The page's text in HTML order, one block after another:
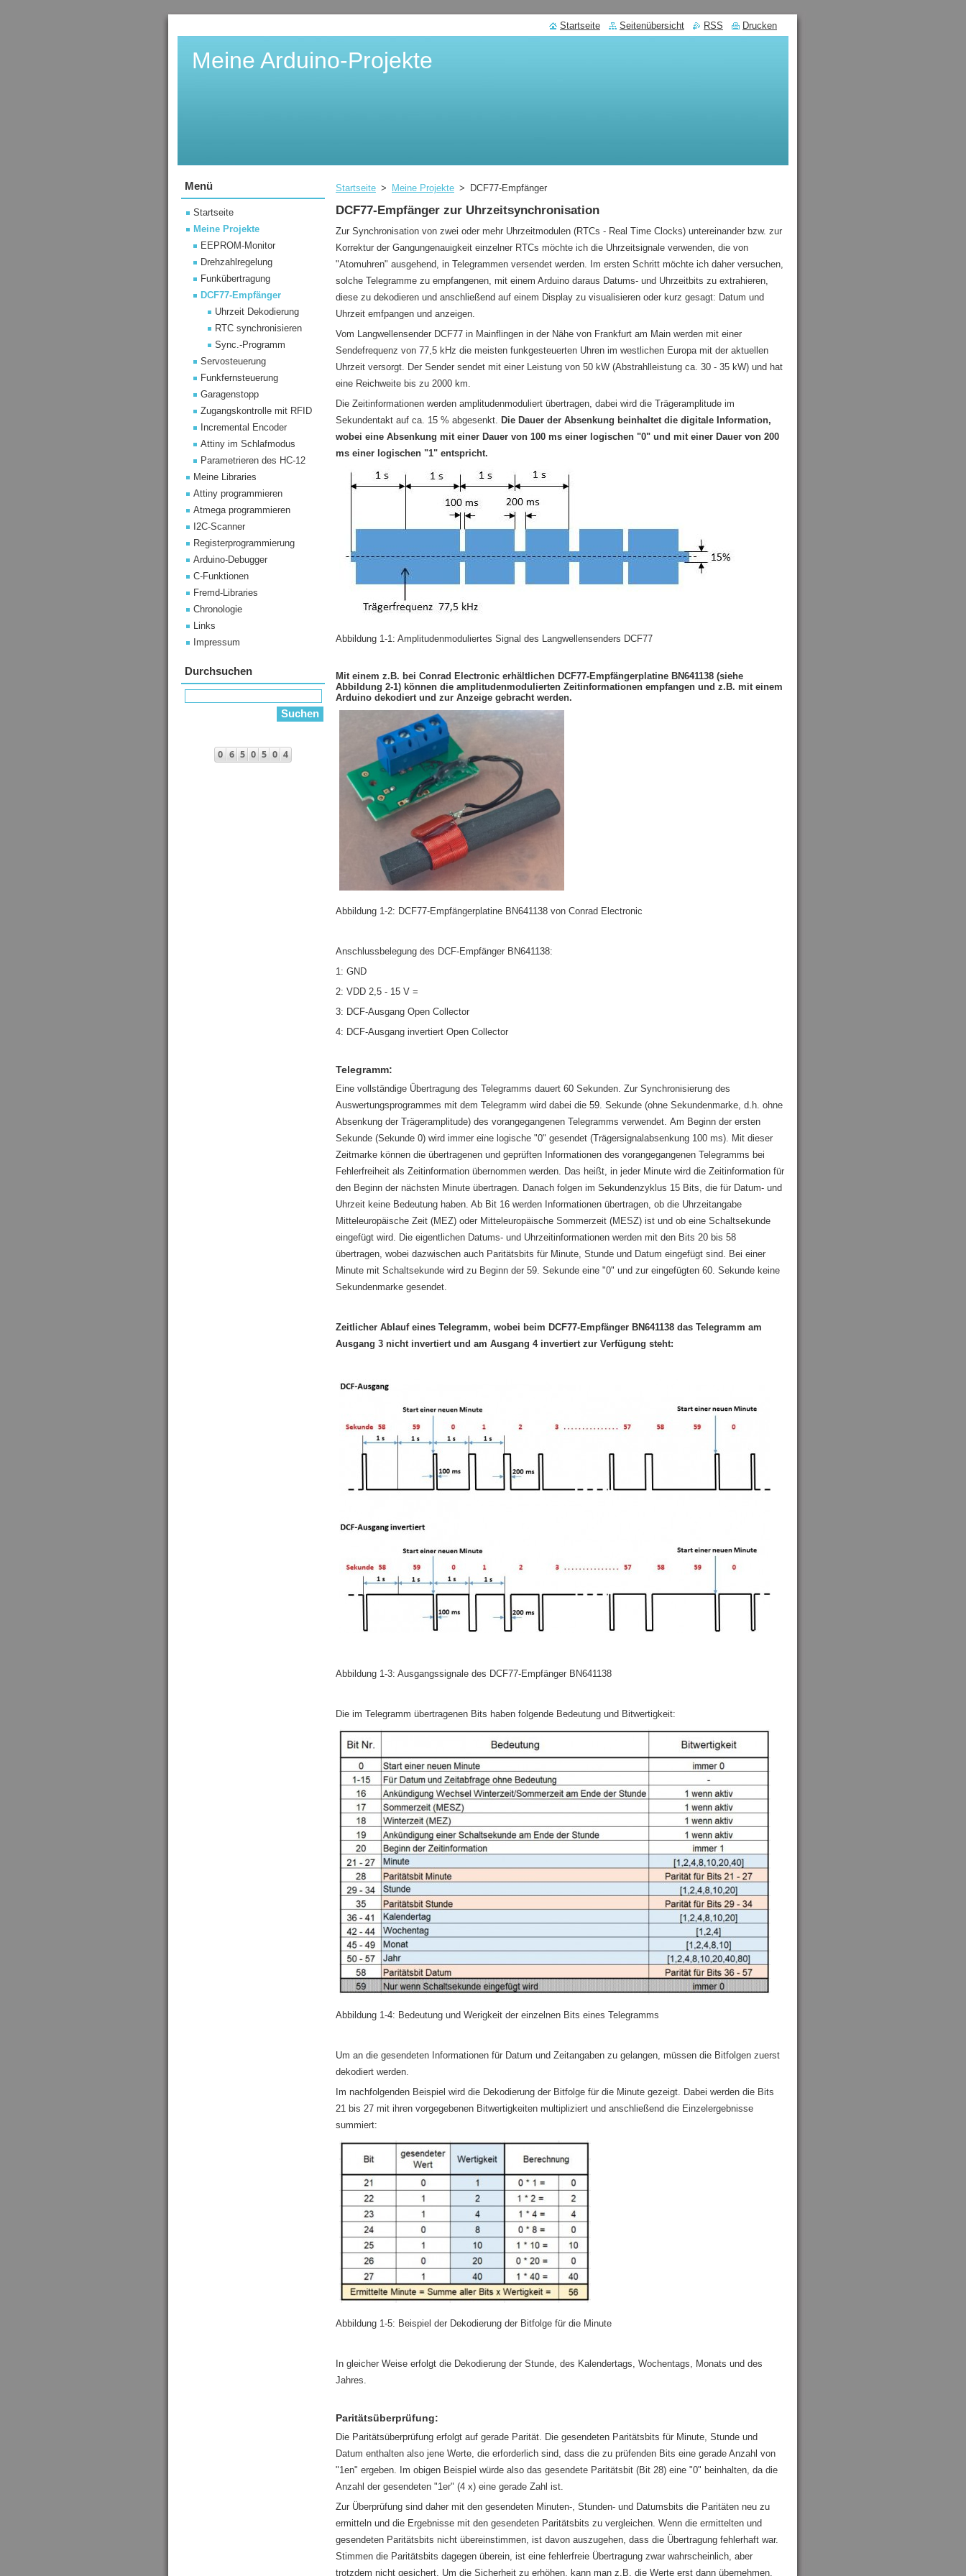
Meine Arduino-Projekte
Startseite > Meine Projekte > DCF77-Empfänger
DCF77-Empfänger zur Uhrzeitsynchronisation
Zur Synchronisation von zwei oder mehr Uhrzeitmodulen (RTCs - Real Time Clocks) untereinander bzw. zur
Korrektur der Gangungenauigkeit einzelner RTCs möchte ich die Uhrzeitsignale verwenden, die von
"Atomuhren" ausgehend, in Telegrammen versendet werden. Im ersten Schritt möchte ich daher versuchen,
solche Telegramme zu empfangenen, mit einem Arduino daraus Datums- und Uhrzeitbits zu extrahieren,
diese zu dekodieren und anschließend auf einem Display zu visualisieren oder kurz gesagt: Datum und
Uhrzeit emfpangen und anzeigen.
Vom Langwellensender DCF77 in Mainflingen in der Nähe von Frankfurt am Main werden mit einer
Sendefrequenz von 77,5 kHz die meisten funkgesteuerten Uhren im westlichen Europa mit der aktuellen
Uhrzeit versorgt. Der Sender sendet mit einer Leistung von 50 kW (Abstrahlleistung ca. 30 - 35 kW) und hat
eine Reichweite bis zu 2000 km.
Die Zeitinformationen werden amplitudenmoduliert übertragen, dabei wird die Trägeramplitude im
Sekundentakt auf ca. 15 % abgesenkt. Die Dauer der Absenkung beinhaltet die digitale Information,
wobei eine Absenkung mit einer Dauer von 100 ms einer logischen "0" und mit einer Dauer von 200
ms einer logischen "1" entspricht.
Abbildung 1-1: Amplitudenmoduliertes Signal des Langwellensenders DCF77
Mit einem z.B. bei Conrad Electronic erhältlichen DCF77-Empfängerplatine BN641138 (siehe
Abbildung 2-1) können die amplitudenmodulierten Zeitinformationen empfangen und z.B. mit einem
Arduino dekodiert und zur Anzeige gebracht werden.
Abbildung 1-2: DCF77-Empfängerplatine BN641138 von Conrad Electronic
Anschlussbelegung des DCF-Empfänger BN641138:
1: GND
2: VDD 2,5 - 15 V =
3: DCF-Ausgang Open Collector
4: DCF-Ausgang invertiert Open Collector
Telegramm:
Eine vollständige Übertragung des Telegramms dauert 60 Sekunden. Zur Synchronisierung des
Auswertungsprogrammes mit dem Telegramm wird dabei die 59. Sekunde (ohne Sekundenmarke, d.h. ohne
Absenkung der Trägeramplitude) des vorangegangenen Telegramms verwendet. Am Beginn der ersten
Sekunde (Sekunde 0) wird immer eine logische "0" gesendet (Trägersignalabsenkung 100 ms). Mit dieser
Zeitmarke können die übertragenen und geprüften Informationen des vorangegangenen Telegramms bei
Fehlerfreiheit als Zeitinformation übernommen werden. Das heißt, in jeder Minute wird die Zeitinformation für
den Beginn der nächsten Minute übertragen. Danach folgen im Sekundenzyklus 15 Bits, die für Datum- und
Uhrzeit keine Bedeutung haben. Ab Bit 16 werden Informationen übertragen, ob die Uhrzeitangabe
Mitteleuropäische Zeit (MEZ) oder Mitteleuropäische Sommerzeit (MESZ) ist und ob eine Schaltsekunde
eingefügt wird. Die eigentlichen Datums- und Uhrzeitinformationen werden mit den Bits 20 bis 58
übertragen, wobei dazwischen auch Paritätsbits für Minute, Stunde und Datum eingefügt sind. Bei einer
Minute mit Schaltsekunde wird zu Beginn der 59. Sekunde eine "0" und zur eingefügten 60. Sekunde keine
Sekundenmarke gesendet.
Zeitlicher Ablauf eines Telegramm, wobei beim DCF77-Empfänger BN641138 das Telegramm am
Ausgang 3 nicht invertiert und am Ausgang 4 invertiert zur Verfügung steht:
Abbildung 1-3: Ausgangssignale des DCF77-Empfänger BN641138
Die im Telegramm übertragenen Bits haben folgende Bedeutung und Bitwertigkeit:
Abbildung 1-4: Bedeutung und Werigkeit der einzelnen Bits eines Telegramms
Um an die gesendeten Informationen für Datum und Zeitangaben zu gelangen, müssen die Bitfolgen zuerst
dekodiert werden.
Im nachfolgenden Beispiel wird die Dekodierung der Bitfolge für die Minute gezeigt. Dabei werden die Bits
21 bis 27 mit ihren vorgegebenen Bitwertigkeiten multipliziert und anschließend die Einzelergebnisse
summiert:
Abbildung 1-5: Beispiel der Dekodierung der Bitfolge für die Minute
In gleicher Weise erfolgt die Dekodierung der Stunde, des Kalendertags, Wochentags, Monats und des
Jahres.
Paritätsüberprüfung:
Die Paritätsüberprüfung erfolgt auf gerade Parität. Die gesendeten Paritätsbits für Minute, Stunde und
Datum enthalten also jene Werte, die erforderlich sind, dass die zu prüfenden Bits eine gerade Anzahl von
"1en" ergeben. Im obigen Beispiel würde also das gesendete Paritätsbit (Bit 28) eine "0" beinhalten, da die
Anzahl der gesendeten "1er" (4 x) eine gerade Zahl ist.
Zur Überprüfung sind daher mit den gesendeten Minuten-, Stunden- und Datumsbits die Paritäten neu zu
ermitteln und die Ergebnisse mit den gesendeten Paritätsbits zu vergleichen. Wenn die ermittelten und
gesendeten Paritätsbits nicht übereinstimmen, ist davon auszugehen, dass die Übertragung fehlerhaft war.
Stimmen die Paritätsbits dagegen überein, ist eine fehlerfreie Übertragung zwar wahrscheinlich, aber
trotzdem nicht gesichert. Um die Sicherheit zu erhöhen, kann man z.B. die Werte erst dann übernehmen,
Menü
Startseite
Meine Projekte
EEPROM-Monitor
Drehzahlregelung
Funkübertragung
DCF77-Empfänger
Uhrzeit Dekodierung
RTC synchronisieren
Sync.-Programm
Servosteuerung
Funkfernsteuerung
Garagenstopp
Zugangskontrolle mit RFID
Incremental Encoder
Attiny im Schlafmodus
Parametrieren des HC-12
Meine Libraries
Attiny programmieren
Atmega programmieren
I2C-Scanner
Registerprogrammierung
Arduino-Debugger
C-Funktionen
Fremd-Libraries
Chronologie
Links
Impressum
Durchsuchen
Startseite Seitenübersicht RSS Drucken